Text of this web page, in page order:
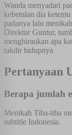
Wanda menyadari
kebetulan dia
padanya lalu
Direktur Guntur,
menghiraukan apa
takdir hidupnya
Pertanyaan
Berapa jumlah
Menikah Tiba-tiba
subtitle Indonesia.